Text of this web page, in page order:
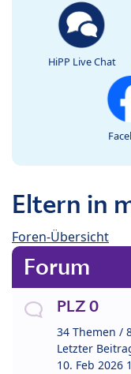
HiPP Live Chat
Eltern in
Foren-Übersicht
Forum
PLZ 0
34 Themen /
Letzter
10. Feb 2026